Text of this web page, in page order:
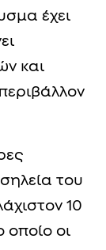
έχει
και
του
10
οποίο οι